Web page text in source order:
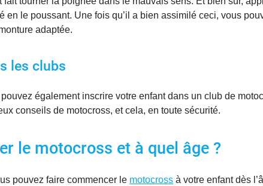
le poussant. Une fois qu’il a bien assimilé ceci, vous
adaptée.
les clubs
également inscrire votre enfant dans un club de
conseils de motocross, et cela, en toute sécurité.
le motocross et à quel âge ?
pouvez faire commencer le motocross à votre enfant dès